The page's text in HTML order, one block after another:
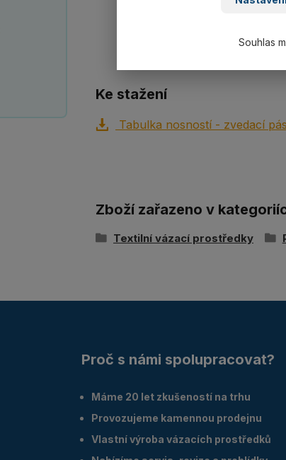
Ke stažení
Tabulka nosností - zvedací
Zboží zařazeno v
Textilní vázací prostředky
Proč s námi spolupracovat?
Máme 20 let zkušeností na trhu
Provozujeme kamennou prodejnu
Vlastní výroba vázacích prostředků
Souhlas